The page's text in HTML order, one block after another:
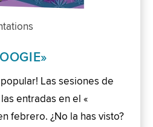
Las sesiones de
entradas en el «
febrero. ¿No la has visto?